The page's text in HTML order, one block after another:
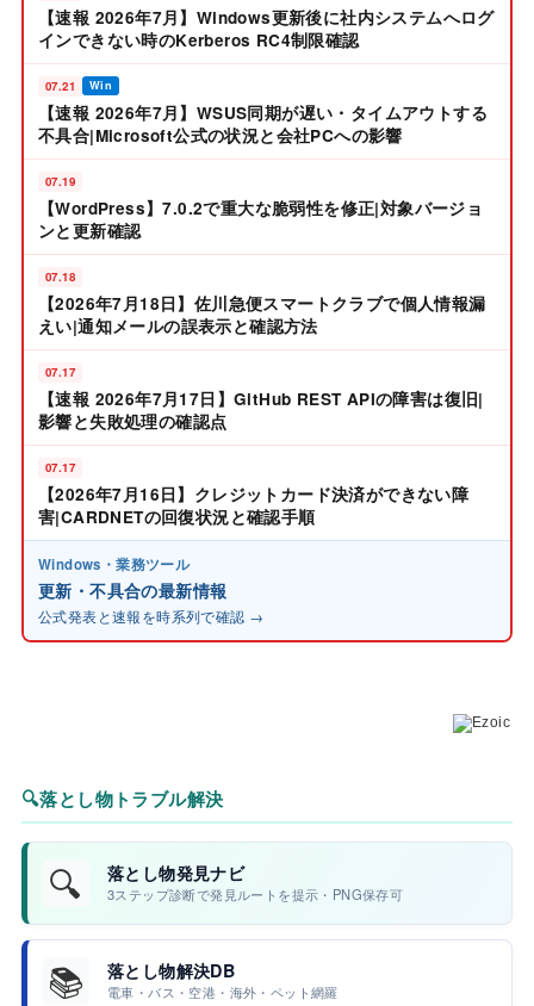
【速報 2026年7月】Windows更新後に社内システムへログ
インできない時のKerberos RC4制限確認
07.21 Win
【速報 2026年7月】WSUS同期が遅い・タイムアウトする
不具合|Microsoft公式の状況と会社PCへの影響
07.19
【WordPress】7.0.2で重大な脆弱性を修正|対象バージョ
ンと更新確認
07.18
【2026年7月18日】佐川急便スマートクラブで個人情報漏
えい|通知メールの誤表示と確認方法
07.17
【速報 2026年7月17日】GitHub REST APIの障害は復旧|
影響と失敗処理の確認点
07.17
【2026年7月16日】クレジットカード決済ができない障
害|CARDNETの回復状況と確認手順
Windows・業務ツール
更新・不具合の最新情報
公式発表と速報を時系列で確認 →
🔍落とし物トラブル解決
🔍 落とし物発見ナビ
3ステップ診断で発見ルートを提示・PNG保存可
📚 落とし物解決DB
電車・バス・空港・海外・ペット網羅